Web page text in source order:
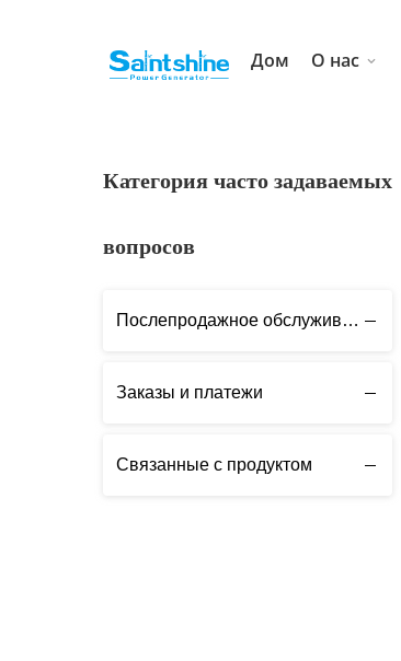
Дом О нас
Категория часто задаваемых
вопросов
Послепродажное обслуживание
Заказы и платежи
Связанные с продуктом